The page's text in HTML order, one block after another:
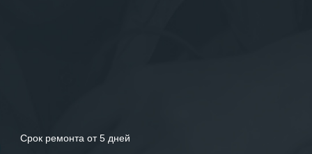
Срок ремонта от 5 дней